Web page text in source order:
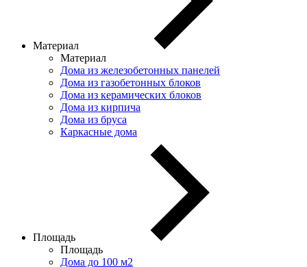
Материал
Материал
Дома из железобетонных панелей
Дома из газобетонных блоков
Дома из керамических блоков
Дома из кирпича
Дома из бруса
Каркасные дома
Площадь
Площадь
Дома до 100 м2